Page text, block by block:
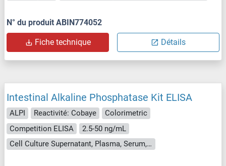
N° du produit ABIN774052
Fiche technique Détails
Intestinal Alkaline Phosphatase Kit ELISA
ALPI Reactivité: Cobaye
Colorimetric
Competition ELISA
2.5-50 ng/mL
Cell Culture Supernatant, Plasma, Serum, Tissue Homogenate